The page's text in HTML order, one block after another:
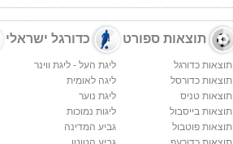
תוצאות ספורט
תוצאות כדורגל
תוצאות כדורסל
תוצאות טניס
תוצאות בייסבול
תוצאות פוטבול
כדורגל ישראלי
ליגת העל - ליגת ווינר
ליגה לאומית
ליגת נוער
ליגות נמוכות
גביע המדינה